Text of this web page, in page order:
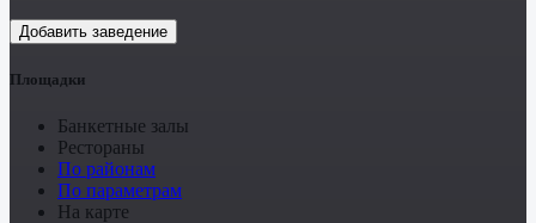
Добавить заведение
Площадки
Банкетные залы
Рестораны
По районам
По параметрам
На карте